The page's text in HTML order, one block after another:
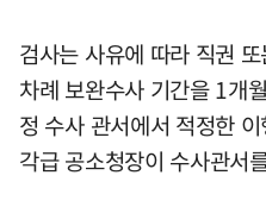
검사는 사유에 따라 직권
차례 보완수사 기간을 1개
정 수사 관서에서 적정한
각급 공소청장이 수사관서